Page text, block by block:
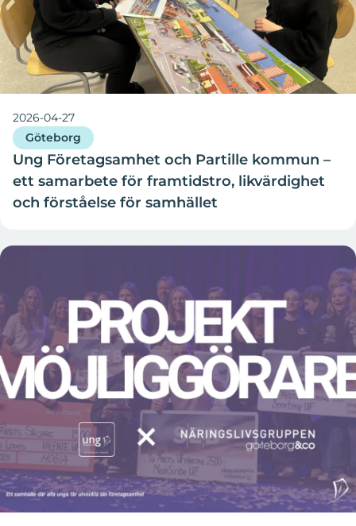
2026-04-27
Göteborg
Ung Företagsamhet och Partille kommun –
ett samarbete för framtidstro, likvärdighet
och förståelse för samhället